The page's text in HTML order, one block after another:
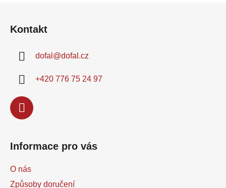
Kontakt
dofal @dofal.cz
+420 776 75 24 97
Informace pro vás
O nás
Způsoby doručení